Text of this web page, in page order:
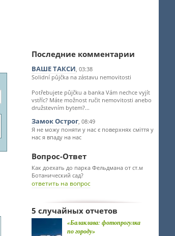
Последние комментарии
ВАШЕ ТАКСИ, 03:38
Solidní půjčka na zástavu nemovitosti
Potřebujete půjčku a banka Vám nechce vyjít
vstříc? Máte možnost ručit nemovitosti anebo
družstevním bytem?...
Замок Острог, 08:49
Я не можу поняти у нас є поверхнях сміття у
нас я впаду на нас
Вопрос-Ответ
Как доехать до парка Фельдмана от ст.м
Ботанический сад?
ответить на вопрос
5 случайных отчетов
«Балаклава: фотопрогулка
по городу»